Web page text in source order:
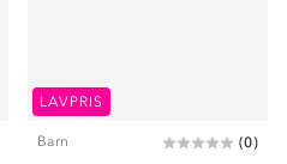
LAVPRIS
Barn (0)